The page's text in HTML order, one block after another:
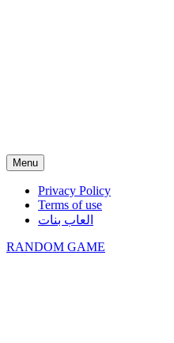
Menu
Privacy Policy
Terms of use
العاب بنات
RANDOM GAME